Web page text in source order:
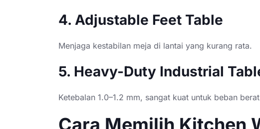
4. Adjustable Feet Table
Menjaga kestabilan meja di lantai yang kurang rata.
5. Heavy-Duty Industrial
Ketebalan 1.0–1.2 mm, sangat kuat untuk beban
Cara Memilih Kitchen